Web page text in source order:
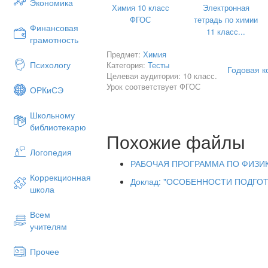
Экономика
Финансовая
грамотность
Психологу
ОРКиСЭ
Школьному
библиотекарю
Логопедия
Коррекционная
школа
Всем
учителям
Прочее
Допишите уравнение реакции и
C2​H4​+Br2​→ ________. Тип
Часть С. Работа с текстом (3 балла
Прочитайте текст и ответьте на
вступает в реакции замещения,
ыделяется большое количество
Вопросы:
Химия 10 класс
ФГОС
Электронная
тетрадь по химии
11 класс...
Предмет:Химия
Категория:Тесты
Целевая аудитория: 10 класс.
Урок соответствует ФГОС
Годовая
Похожие файлы
РАБОЧАЯ ПРОГРАММА ПО ФИЗИКЕ
Доклад: "ОСОБЕННОСТИ